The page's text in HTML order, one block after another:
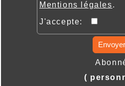
Mentions légales.
J'accepte:
Envoyer
(